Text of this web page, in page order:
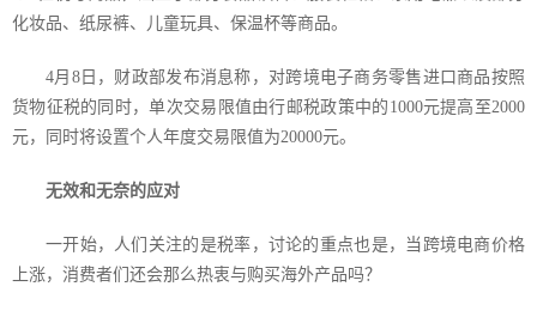
化妆品、纸尿裤、儿童玩具、保温杯等商品。
4月 8日，财政部发布消息称，对跨境电子商务零售进口商品按照
货物征税的同时，单次交易限值由行邮税政策中的 1000元提高至2000
元，同时将设置个人年度交易限值为20000元。
无效和无奈的应对
一开始，人们关注的是税率，讨论的重点也是，当跨境电商价格
上涨，消费者们还会那么热衷与购买海外产品吗？